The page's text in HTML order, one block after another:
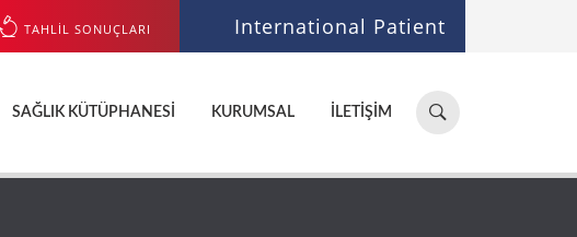
TAHLİL SONUÇLARI International Patient
Hastane,
doktor,
ara...
SAĞLIK KÜTÜPHANESI KURUMSAL İLETIŞIM